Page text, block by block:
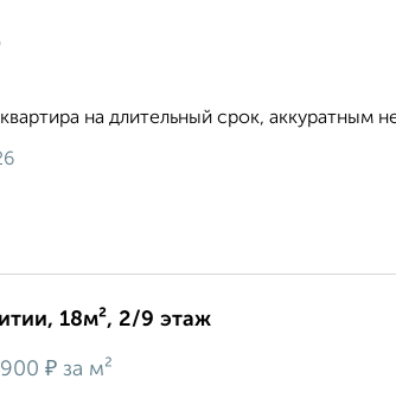
на длительный срок, аккуратным
18м², 2/9 этаж
₽ за м²